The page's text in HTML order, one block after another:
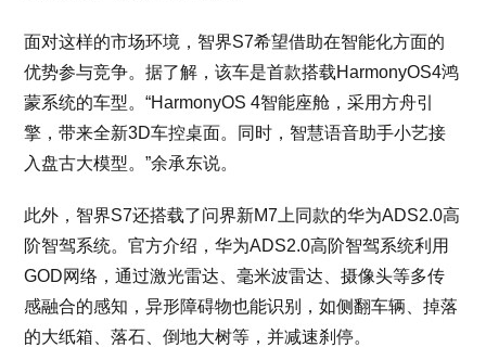
面对这样的市场环境，智界S7希望借助在智能化方面的
优势参与竞争。据了解，该车是首款搭载HarmonyOS4鸿
蒙系统的车型。“HarmonyOS 4智能座舱，采用方舟引
擎，带来全新3D车控桌面。同时，智慧语音助手小艺接
入盘古大模型。”余承东说。
此外，智界S7还搭载了问界新M7上同款的华为ADS2.0高
阶智驾系统。官方介绍，华为ADS2.0高阶智驾系统利用
GOD网络，通过激光雷达、毫米波雷达、摄像头等多传
感融合的感知，异形障碍物也能识别，如侧翻车辆、掉落
的大纸箱、落石、倒地大树等，并减速刹停。